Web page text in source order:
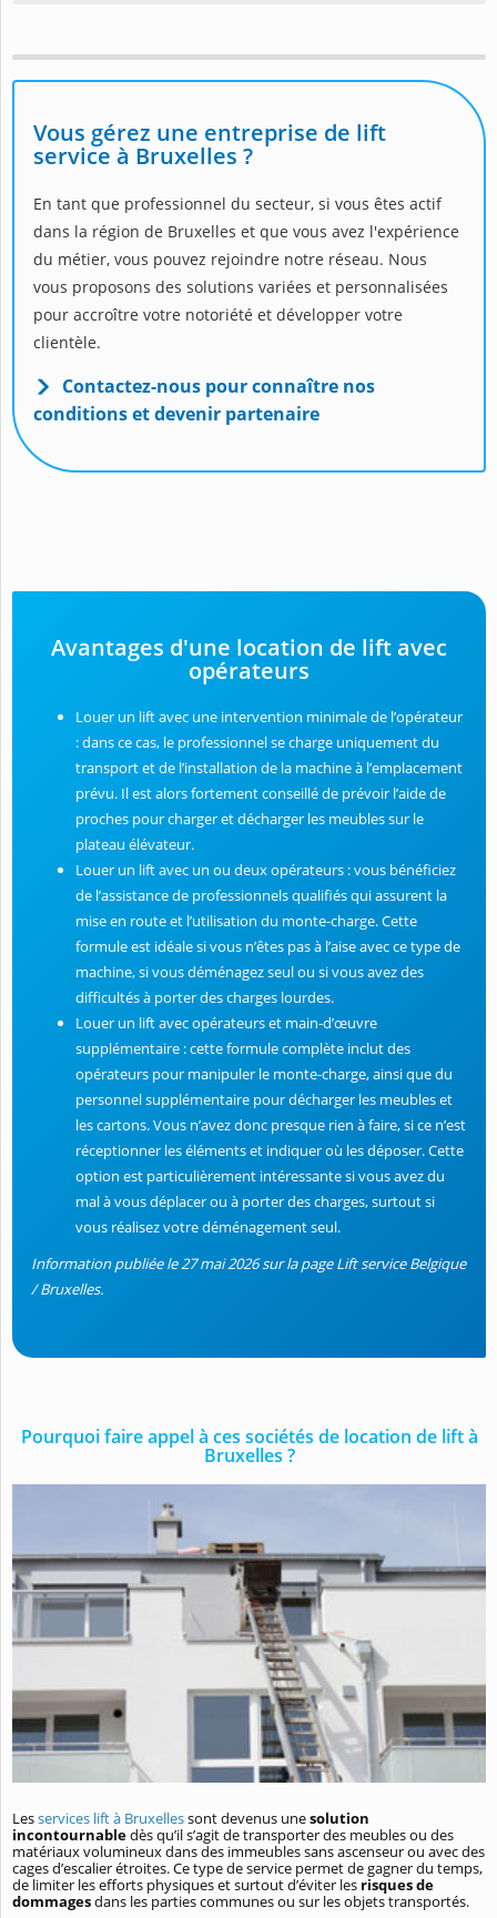
Vous gérez une entreprise de lift
service à Bruxelles ?
En tant que professionnel du secteur, si vous êtes actif
dans la région de Bruxelles et que vous avez l'expérience
du métier, vous pouvez rejoindre notre réseau. Nous
vous proposons des solutions variées et personnalisées
pour accroître votre notoriété et développer votre
clientèle.
Contactez-nous pour connaître nos
conditions et devenir partenaire
Avantages d'une location de lift avec
opérateurs
Louer un lift avec une intervention minimale de l’opérateur
: dans ce cas, le professionnel se charge uniquement du
transport et de l’installation de la machine à l’emplacement
prévu. Il est alors fortement conseillé de prévoir l’aide de
proches pour charger et décharger les meubles sur le
plateau élévateur.
Louer un lift avec un ou deux opérateurs : vous bénéficiez
de l’assistance de professionnels qualifiés qui assurent la
mise en route et l’utilisation du monte-charge. Cette
formule est idéale si vous n’êtes pas à l’aise avec ce type de
machine, si vous déménagez seul ou si vous avez des
difficultés à porter des charges lourdes.
Louer un lift avec opérateurs et main-d’œuvre
supplémentaire : cette formule complète inclut des
opérateurs pour manipuler le monte-charge, ainsi que du
personnel supplémentaire pour décharger les meubles et
les cartons. Vous n’avez donc presque rien à faire, si ce n’est
réceptionner les éléments et indiquer où les déposer. Cette
option est particulièrement intéressante si vous avez du
mal à vous déplacer ou à porter des charges, surtout si
vous réalisez votre déménagement seul.
Information publiée le 27 mai 2026 sur la page Lift service Belgique
/ Bruxelles.
Pourquoi faire appel à ces sociétés de location de lift à
Bruxelles ?
Lesservices lift à Bruxellessont devenus unesolution
incontournabledès qu’il s’agit de transporter des meubles ou des
matériaux volumineux dans des immeubles sans ascenseur ou avec des
cages d’escalier étroites. Ce type de service permet de gagner du temps,
de limiter les efforts physiques et surtout d’éviter les risques de
dommagesdans les parties communes ou sur les objets transportés.